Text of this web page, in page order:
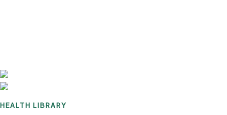
HEALTH LIBRARY